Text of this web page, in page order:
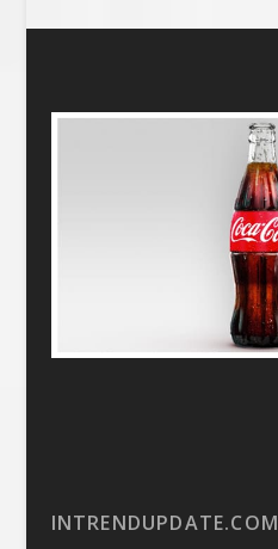
INTRENDUPDATE.COM